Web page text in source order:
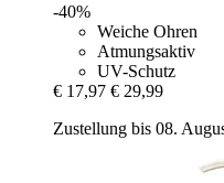
-40%
Weiche Ohren
Atmungsaktiv
UV-Schutz
€ 17,97 € 29,99
Zustellung bis 08.